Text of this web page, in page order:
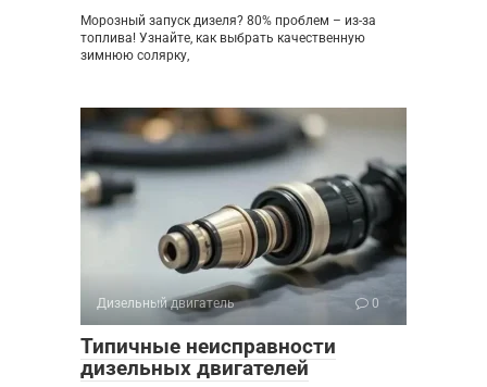
Морозный запуск дизеля? 80% проблем – из-за
топлива! Узнайте, как выбрать качественную
зимнюю солярку,
Дизельный двигатель 0
Типичные неисправности
дизельных двигателей